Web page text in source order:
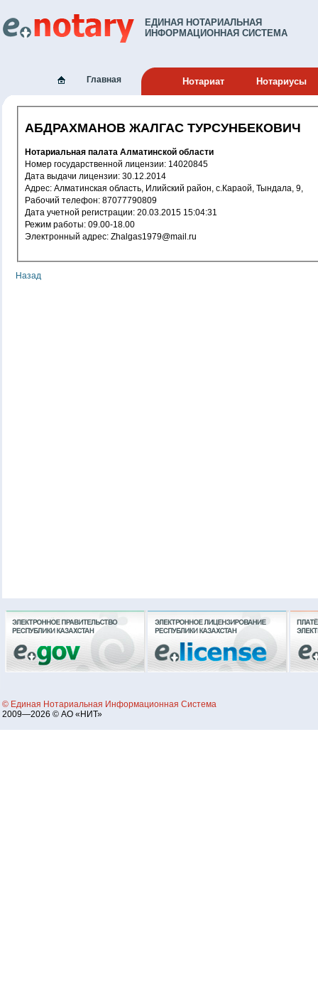
ЕДИНАЯ НОТАРИАЛЬНАЯ
ИНФОРМАЦИОННАЯ СИСТЕМА
Главная Нотариат Нотариусы
АБДРАХМАНОВ ЖАЛГАС ТУРСУНБЕКОВИЧ
Нотариальная палата Алматинской области
Номер государственной лицензии: 14020845
Дата выдачи лицензии: 30.12.2014
Адрес: Алматинская область, Илийский район, с.Караой, Тындала, 9,
Рабочий телефон: 87077790809
Дата учетной регистрации: 20.03.2015 15:04:31
Режим работы: 09.00-18.00
Электронный адрес: Zhalgas1979@mail.ru
Назад
© Единая Нотариальная Информационная Система
2009—2026 © АО «НИТ»